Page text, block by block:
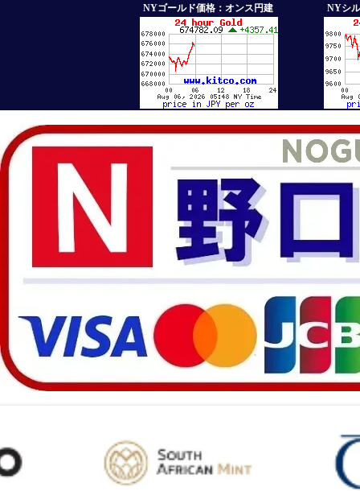
NYゴールド価格：オンス円建 NYシ